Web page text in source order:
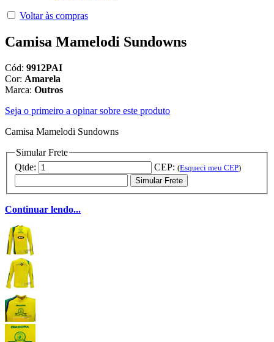
Voltar às compras
Camisa Mamelodi Sundowns
Cód: 9912PAI
Cor: Amarela
Marca: Outros
Seja o primeiro a opinar sobre este produto
Camisa Mamelodi Sundowns
Simular Frete
Qtde:
CEP: (Esqueci meu CEP)
Simular Frete
Continuar lendo...